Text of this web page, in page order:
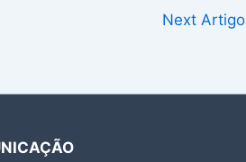
Next Artigo